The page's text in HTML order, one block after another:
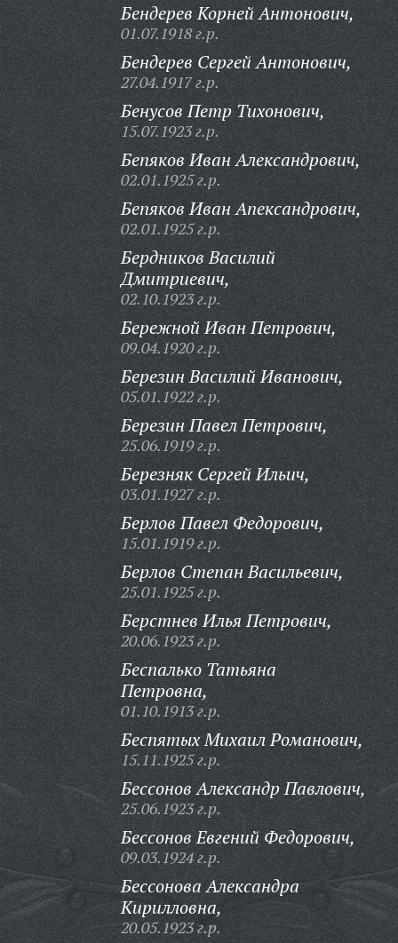
Бендерев Корней Антонович,
01.07.1918 г.р.
Бендерев Сергей Антонович,
27.04.1917 г.р.
Бенусов Петр Тихонович,
15.07.1923 г.р.
Бепяков Иван Александрович,
02.01.1925 г.р.
Бепяков Иван Апександрович,
02.01.1925 г.р.
Бердников Василий
Дмитриевич,
02.10.1923 г.р.
Бережной Иван Петрович,
09.04.1920 г.р.
Березин Василий Иванович,
05.01.1922 г.р.
Березин Павел Петрович,
25.06.1919 г.р.
Березняк Сергей Ильич,
03.01.1927 г.р.
Берлов Павел Федорович,
15.01.1919 г.р.
Берлов Степан Васильевич,
25.01.1925 г.р.
Берстнев Илья Петрович,
20.06.1923 г.р.
Беспалько Татьяна
Петровна,
01.10.1913 г.р.
Беспятых Михаил Романович,
15.11.1925 г.р.
Бессонов Александр Павлович,
25.06.1923 г.р.
Бессонов Евгений Федорович,
09.03.1924 г.р.
Бессонова Александра
Кирилловна,
20.05.1923 г.р.